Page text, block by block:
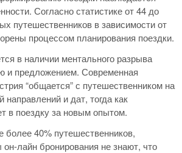
Согласно статистике от 44 до
путешественников в зависимости от
процессом планирования поездки.
в наличии ментального разрыва
и предложением. Современная
“общается” с путешественником на
направлений и дат, тогда как
в поездку за новым опытом.
более 40% путешественников,
лайн бронирования не знают, что